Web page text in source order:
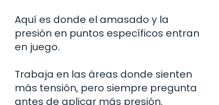
Aquí es donde el amasado y la
presión en puntos específicos entran
en juego.
Trabaja en las áreas donde sienten
más tensión, pero siempre pregunta
antes de aplicar más presión.